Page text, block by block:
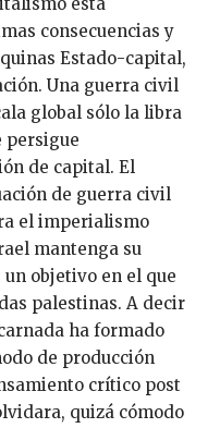
consecuencias y
Estado-capital,
Una guerra civil
global sólo la libra
persigue
de capital. El
de guerra civil
el imperialismo
mantenga su
objetivo en el que
palestinas. A decir
ha formado
de producción
crítico post
quizá cómodo